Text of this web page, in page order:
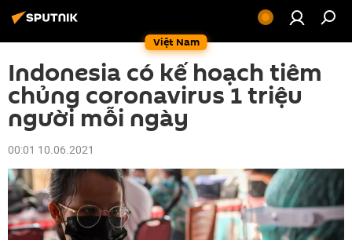
Việt Nam
Indonesia có kế hoạch tiêm
chủng coronavirus 1 triệu
người mỗi ngày
00:01 10.06.2021